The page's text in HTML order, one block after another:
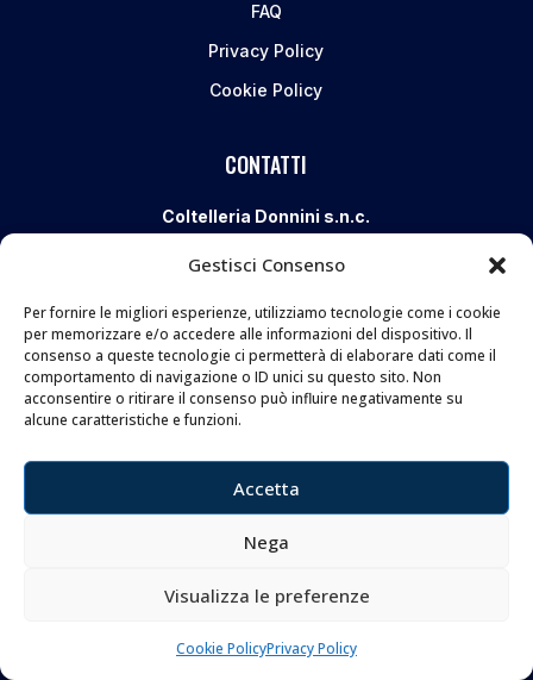
Gestisci Consenso
Per fornire le migliori esperienze, utilizziamo tecnologie come i cookie
per memorizzare e/o accedere alle informazioni del dispositivo. Il
consenso a queste tecnologie ci permetterà di elaborare dati come il
comportamento di navigazione o ID unici su questo sito. Non
acconsentire o ritirare il consenso può influire negativamente su
alcune caratteristiche e funzioni.
Accetta
Nega
Visualizza le preferenze
Cookie PolicyPrivacy Policy
FAQ
Privacy Policy
Cookie Policy
CONTATTI
Coltelleria Donnini s.n.c.
Telefono e WhatsApp:055 661 438
Email: info@donninicoltelleria.it
FOLLOW
Copyright © 2026 Coltelleria Donnini. All Rights